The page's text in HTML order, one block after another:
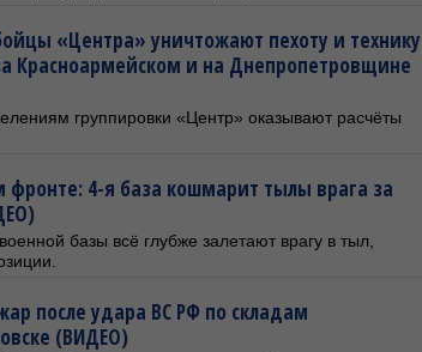
«Центра» уничтожают пехоту и технику
Красноармейском и на Днепропетровщине
группировки «Центр» оказывают расчёты
4-я база кошмарит тылы врага за
базы всё глубже залетают врагу в тыл,
после удара ВС РФ по складам
(ВИДЕО)